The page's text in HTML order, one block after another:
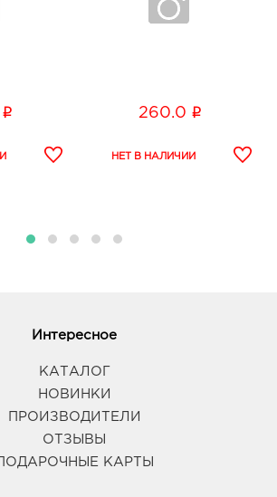
i 260.0 i
Интересное
КАТАЛОГ
НОВИНКИ
ПРОИЗВОДИТЕЛИ
ОТЗЫВЫ
ПОДАРОЧНЫЕ КАРТЫ